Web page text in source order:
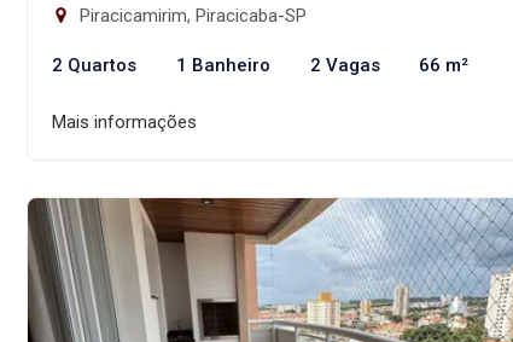
Piracicamirim, Piracicaba-SP
2 Quartos 1 Banheiro 2 Vagas 66 m²
Mais informações